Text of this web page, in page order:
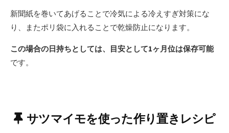
新聞紙を巻いてあげることで冷気による冷えすぎ対策にな
り、またポリ袋に入れることで乾燥防止になります。
この場合の日持ちとしては、目安として1ヶ月位は保存可能
です。
サツマイモを使った作り置きレシピ